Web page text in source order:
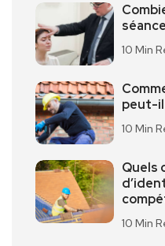
10 Min
peut-
10 Min
Quels
10 Min